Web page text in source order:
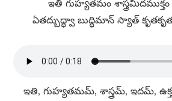
ఇతి గుహ్యతమం
ఏతద్బుద్ధ్వా బుద్ధిమాన్​ స్యాత్​
ఇతి, గుహ్యతమమ్​, శాస్త్రమ్​, ఇదమ్​,